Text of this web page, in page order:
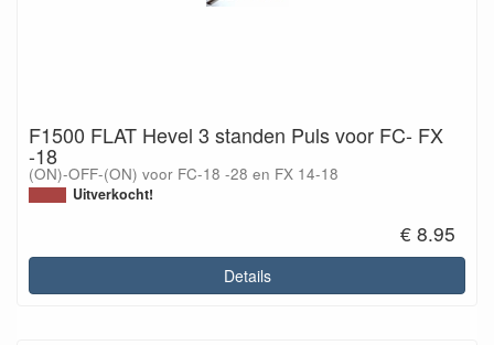
F1500 FLAT Hevel 3 standen Puls voor FC- FX
-18
(ON)-OFF-(ON) voor FC-18 -28 en FX 14-18
Uitverkocht!
€ 8.95
Details